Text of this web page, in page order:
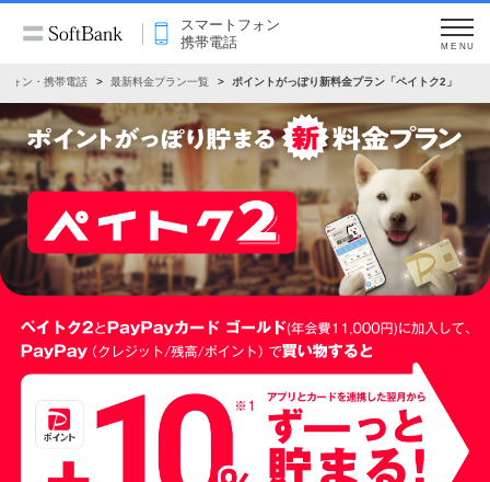
スマートフォン
携帯電話
MENU
ォン・携帯電話 最新料金プラン一覧 ポイントがっぽり新料金プラン「ペイトク2」